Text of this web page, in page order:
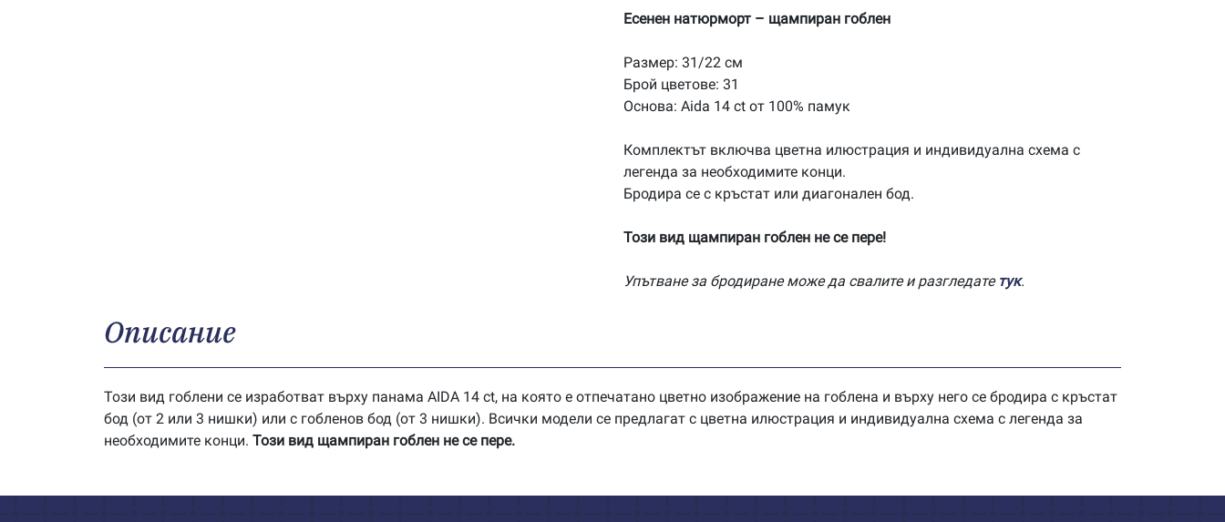
натюрморт
печатана
Aida
14ct
Есенен натюрморт – щампиран гоблен
Размер: 31/22 см
Брой цветове: 31
Основа: Aida 14 ct от 100% памук
Комплектът включва цветна илюстрация и индивидуална схема с
легенда за необходимите конци.
Бродира се с кръстат или диагонален бод.
Този вид щампиран гоблен не се пере!
Упътване за бродиране може да свалите и разгледате тук.
Описание
Този вид гоблени се изработват върху панама AIDA 14 ct, на която е отпечатано цветно изображение на гоблена и върху него се бродира с кръстат
бод (от 2 или 3 нишки) или с гобленов бод (от 3 нишки). Всички модели се предлагат с цветна илюстрация и индивидуална схема с легенда за
необходимите конци. Този вид щампиран гоблен не се пере.